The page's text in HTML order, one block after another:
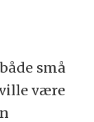
små
være